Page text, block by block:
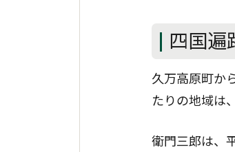
四国遍
久万高原町か
たりの地域は
衛門三郎は、